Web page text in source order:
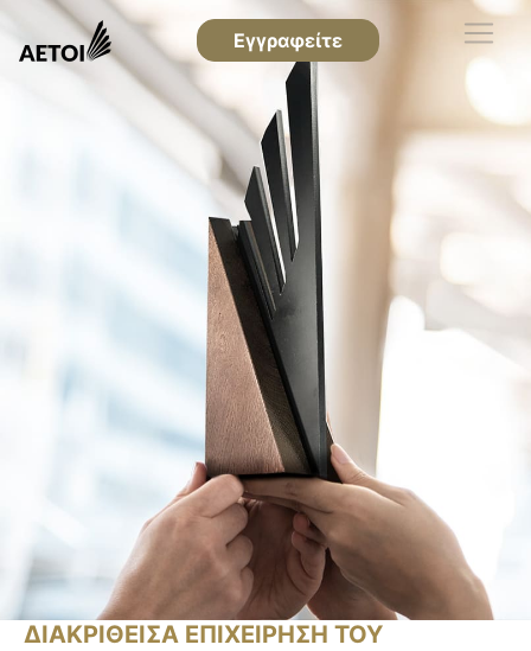
Εγγραφείτε
ΔΙΑΚΡΙΘΕΙΣΑ ΕΠΙΧΕΙΡΗΣΗ ΤΟΥ